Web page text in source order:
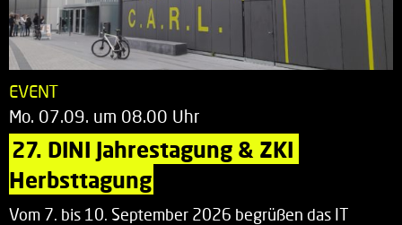
EVENT
Mo. 07.09. um 08.00 Uhr
27. DINI Jahrestagung & ZKI
Herbsttagung
Vom 7. bis 10. September 2026 begrüßen das IT